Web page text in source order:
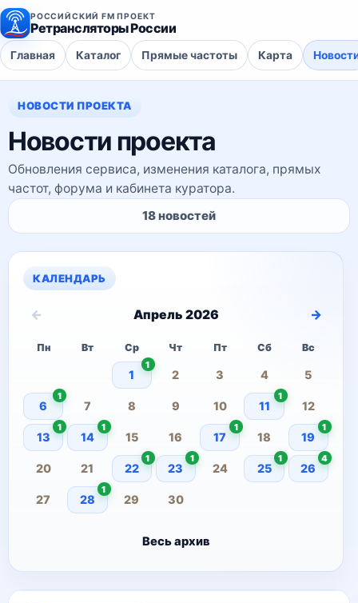
РОССИЙСКИЙ FM ПРОЕКТ
Ретрансляторы России
Главная Каталог Прямые частоты Карта
НОВОСТИ ПРОЕКТА
Новости проекта
Обновления сервиса, изменения каталога, прямых
частот, форума и кабинета куратора.
18 новостей
КАЛЕНДАРЬ
← Апрель 2026 →
Пн Вт Ср Чт Пт Сб Вс
1
1
2 3 4 5
6
1
7 8 9 10 11
1
12
13
1
14
1
15 16 17
1
18 19
1
20 21 22
1
23
1
24 25
1
26
4
27 28
1
29 30
Весь архив